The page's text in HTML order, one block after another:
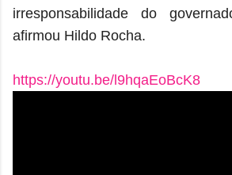
irresponsabilidade do
afirmou Hildo Rocha.
https://youtu.be/l9hqaEoBcK8